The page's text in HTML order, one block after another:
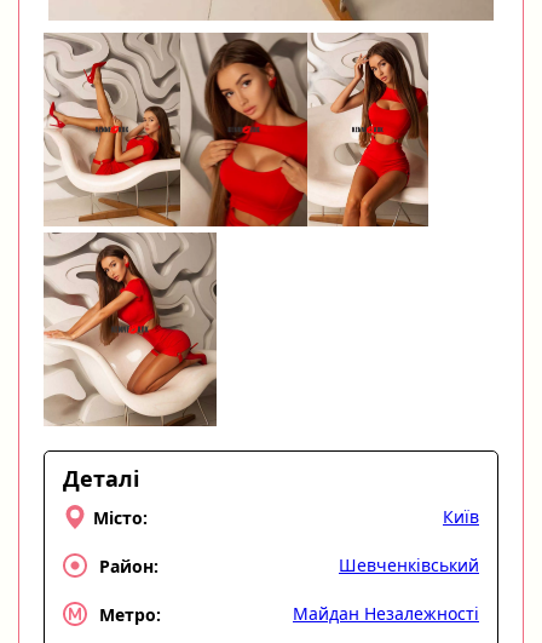
Деталі
Місто: Київ
Район: Шевченківський
Метро: Майдан Незалежності